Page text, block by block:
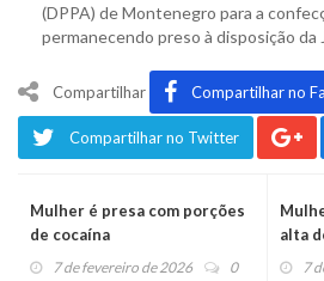
(DPPA) de Montenegro para a
permanecendo preso à disposição da
Compartilhar Compartilhar no
Compartilhar no Twitter
Mulher é presa com porções
de cocaína
7 de fevereiro de 2026 0
alta
7